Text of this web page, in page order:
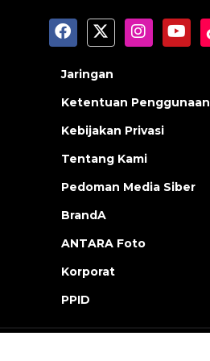
Jaringan
Ketentuan Penggunaan
Kebijakan Privasi
Tentang Kami
Pedoman Media Siber
BrandA
ANTARA Foto
Korporat
PPID